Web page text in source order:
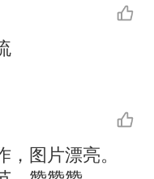
图片漂亮。